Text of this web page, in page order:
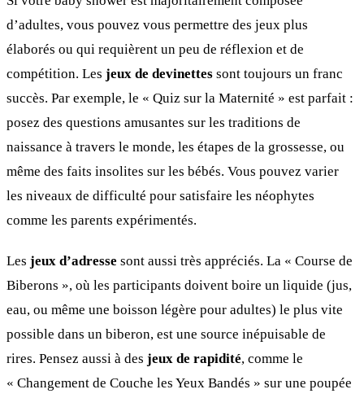
d’adultes, vous pouvez vous permettre des jeux plus
élaborés ou qui requièrent un peu de réflexion et de
compétition. Les jeux de devinettes sont toujours un franc
succès. Par exemple, le « Quiz sur la Maternité » est parfait :
posez des questions amusantes sur les traditions de
naissance à travers le monde, les étapes de la grossesse, ou
même des faits insolites sur les bébés. Vous pouvez varier
les niveaux de difficulté pour satisfaire les néophytes
comme les parents expérimentés.
Les jeux d’adresse sont aussi très appréciés. La « Course de
Biberons », où les participants doivent boire un liquide (jus,
eau, ou même une boisson légère pour adultes) le plus vite
possible dans un biberon, est une source inépuisable de
rires. Pensez aussi à des jeux de rapidité, comme le
« Changement de Couche les Yeux Bandés » sur une poupée